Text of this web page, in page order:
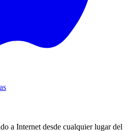
a Internet desde cualquier lugar del